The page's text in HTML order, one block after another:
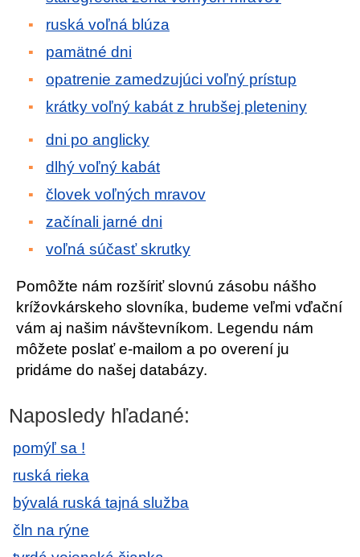
ruská voľná blúza
pamätné dni
opatrenie zamedzujúci voľný prístup
krátky voľný kabát z hrubšej pleteniny
dni po anglicky
dlhý voľný kabát
človek voľných mravov
začínali jarné dni
voľná súčasť skrutky
Pomôžte nám rozšíriť slovnú zásobu nášho
krížovkárskeho slovníka, budeme veľmi vďační
vám aj našim návštevníkom. Legendu nám
môžete poslať e-mailom a po overení ju
pridáme do našej databázy.
Naposledy hľadané:
pomýľ sa !
ruská rieka
bývalá ruská tajná služba
čln na rýne